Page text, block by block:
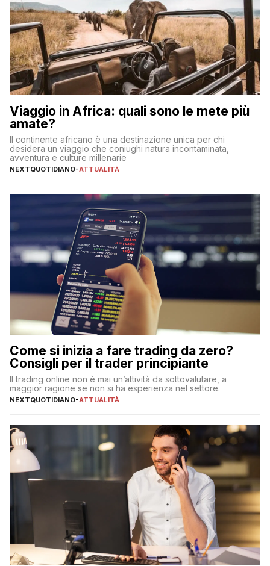
Viaggio in Africa: quali sono le mete più
amate?
Il continente africano è una destinazione unica per chi
desidera un viaggio che coniughi natura incontaminata,
avventura e culture millenarie
NEXTQUOTIDIANO-ATTUALITÀ
Come si inizia a fare trading da zero?
Consigli per il trader principiante
Il trading online non è mai un’attività da sottovalutare, a
maggior ragione se non si ha esperienza nel settore.
NEXTQUOTIDIANO-ATTUALITÀ